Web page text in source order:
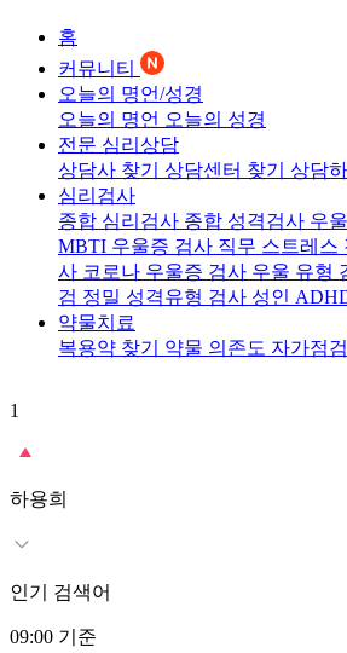
홈
커뮤니티
오늘의 명언/성경
오늘의 명언 오늘의 성경
전문 심리상담
상담사 찾기 상담센터 찾기 상담하
심리검사
종합 심리검사 종합 성격검사 우
MBTI 우울증 검사 직무 스트레스
사 코로나 우울증 검사 우울 유형
검 정밀 성격유형 검사 성인
약물치료
복용약 찾기 약물 의존도 자가점검
1
하용희
인기 검색어
09:00 기준